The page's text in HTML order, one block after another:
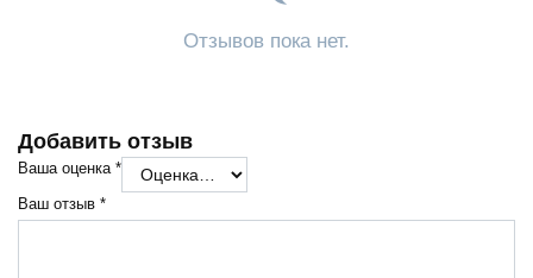
Отзывов пока нет.
Добавить отзыв
Ваша оценка *
Ваш отзыв *